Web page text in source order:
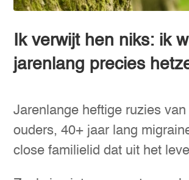
Ik verwijt hen niks: ik
jarenlang precies
Jarenlange heftige ruzies van
ouders, 40+ jaar lang
close familielid dat uit het